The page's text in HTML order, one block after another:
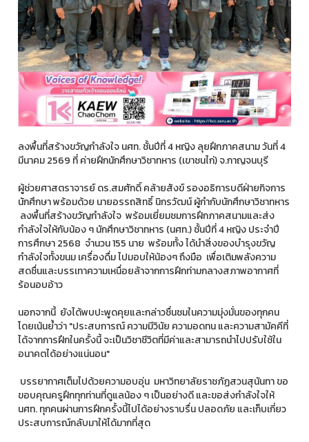
ลงพื้นที่สร้างขวัญกำลังใจ นศท. ชั้นปีที่ 4 หญิง ลุยฝึกภาคสนาม วันที่ 4
มีนาคม 2569 ที่ ค่ายฝึกนักศึกษาวิชาทหาร (เขาชนไก่) จ.กาญจนบุรี
ผู้ช่วยศาสตราจารย์ ดร.สมศักดิ์ คล้ายสังข์ รองอธิการบดีฝ่ายกิจการ
นักศึกษา พร้อมด้วย นายอรรถสิทธิ์ นิกรวัฒน์ ผู้กำกับนักศึกษาวิชาทหาร
ลงพื้นที่สร้างขวัญกำลังใจ พร้อมเยี่ยมชมการฝึกภาคสนามและส่ง
กำลังใจให้กับน้อง ๆ นักศึกษาวิชาทหาร (นศท.) ชั้นปีที่ 4 หญิง ประจำปี
การศึกษา 2568 จำนวน 155 นาย พร้อมทั้ง ได้นำสิ่งของบำรุงขวัญ
กำลังใจทั้งขนม เครื่องดื่ม ไปมอบให้น้องๆ ถึงมือ เพื่อเติมพลังความ
สดชื่นและบรรเทาความเหนื่อยล้าจากการฝึกท่ามกลางสภาพอากาศที่
ร้อนอบอ้าว
นอกจากนี้ ยังได้พบปะพูดคุยและกล่าวชื่นชมในความมุ่งมั่นของทุกคน
โดยเน้นย้ำว่า "ประสบการณ์ ความมีวินัย ความอดทน และความสามัคคีที่
ได้จากการฝึกในครั้งนี้ จะเป็นวิชาชีวิตที่มีค่าและสามารถนำไปปรับใช้ใน
อนาคตได้อย่างแน่นอน"
บรรยากาศเต็มไปด้วยความอบอุ่น มหาวิทยาลัยราชภัฏสวนสุนันทา ขอ
ขอบคุณครูฝึกทุกท่านที่ดูแลน้อง ๆ เป็นอย่างดี และขอส่งกำลังใจให้
นศท. ทุกคนผ่านการฝึกครั้งนี้ไปได้อย่างราบรื่น ปลอดภัย และเก็บเกี่ยว
ประสบการณ์กลับมาให้ได้มากที่สุด